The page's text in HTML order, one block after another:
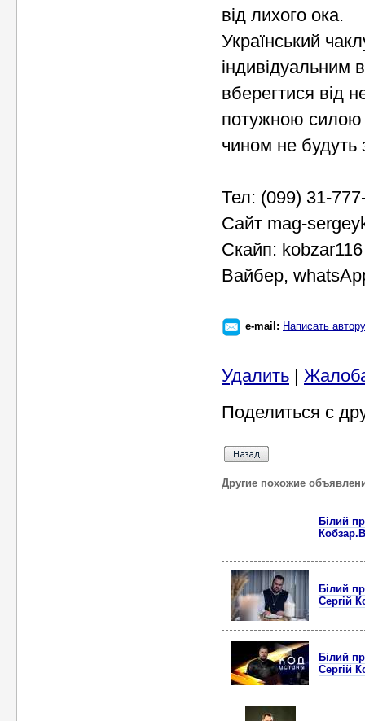
від лихого ока.
Український
індивідуальним
вберегтися від
потужною силою
чином не будуть
Тел: (099) 31-
Сайт mag-
Скайп: kobzar116
Вайбер,
e-mail: Написать автору
Удалить |
Поделиться с
Другие похожие
Білий
Білий
Сергій
Білий
Сергій